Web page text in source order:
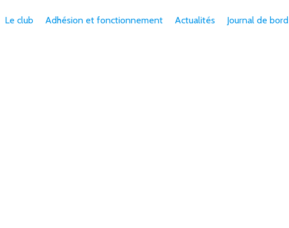
Le club Adhésion et fonctionnement Actualités Journal de bord